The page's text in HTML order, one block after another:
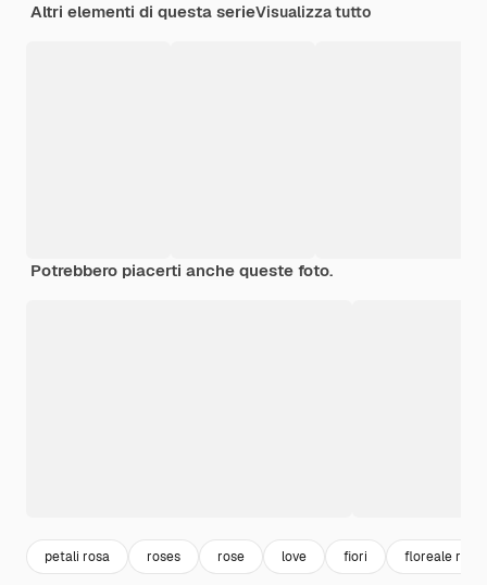
Altri elementi di questa serieVisualizza tutto
Potrebbero piacerti anche queste foto.
petali rosa roses rose love fiori floreale rosa